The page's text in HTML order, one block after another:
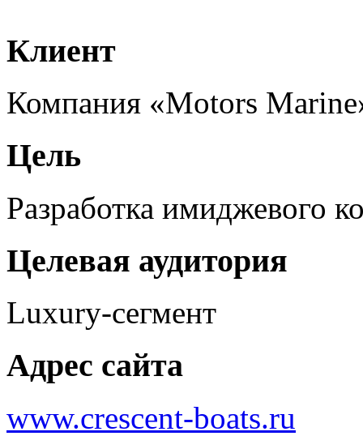
Клиент
Компания «Motors
Цель
Разработка имиджевого
Целевая аудитория
Luxury-сегмент
Адрес сайта
www.crescent-boats.ru